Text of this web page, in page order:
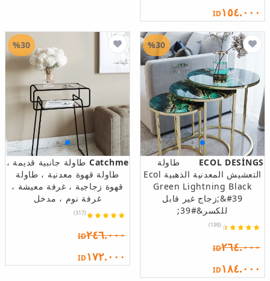
ID١٥٤.٠٠٠
ECOL DESİNGS
طاولة
التعشيش المعدنية الذهبية Ecol
Green Lightning Black
&#39;زجاج غير قابل
للكسر&#39;
(199)
ID٢٦٤.٠٠٠
ID١٨٤.٠٠٠
%30
Catchme طاولة جانبية قديمة ،
طاولة قهوة معدنية ، طاولة
قهوة زجاجية ، غرفة معيشة ،
غرفة نوم ، مدخل
(317)
ID٢٤٦.٠٠٠
ID١٧٢.٠٠٠
%30